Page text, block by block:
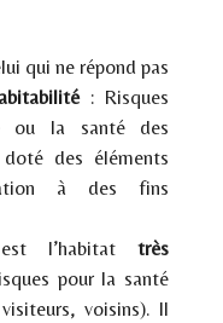
qui ne répond pas
: Risques
ou la santé des
des éléments
à des fins
l’habitattrès
pour la santé
voisins). Il